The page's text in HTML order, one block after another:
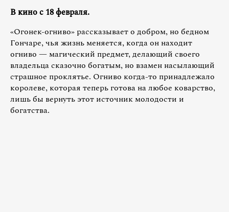
В кино с 18 февраля.
«Огонек-огниво» рассказывает о добром, но бедном
Гончаре, чья жизнь меняется, когда он находит
огниво — магический предмет, делающий своего
владельца сказочно богатым, но взамен насылающий
страшное проклятье. Огниво когда-то принадлежало
королеве, которая теперь готова на любое коварство,
лишь бы вернуть этот источник молодости и
богатства.